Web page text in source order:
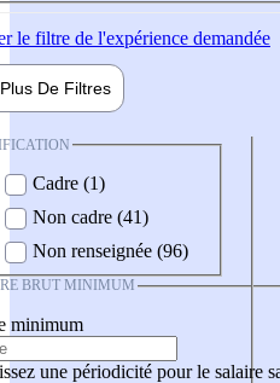
le filtre de l'expérience demandée
Plus De Filtres
Cadre (1)
Non cadre (41)
Non renseignée (96)
BRUT MINIMUM
minimum
une périodicité pour le salaire